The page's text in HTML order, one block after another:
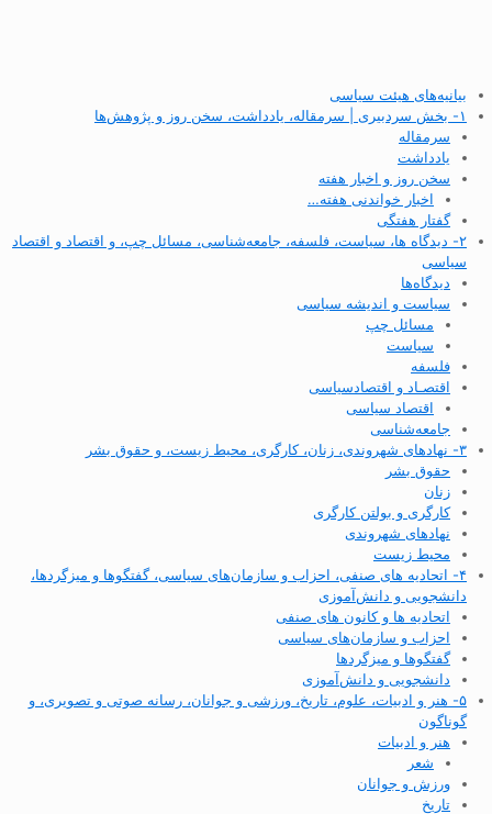
بیانیه‌های هیئت سیاسی
۱- بخش سردبیری | سرمقاله، یادداشت، سخن روز و پژوهش‌ها
سرمقاله
یادداشت
سخن روز و اخبار هفته
اخبار خواندنی هفته…
گفتار هفتگی
۲- دیدگاه ها، سیاست، فلسفه، جامعه‌شناسی، مسائل چپ، و اقتصاد و اقتصاد
سیاسی
دیدگاه‌ها
سیاست و اندیشه سیاسی
مسائل چپ
سیاست
فلسفه
اقتصـاد و اقتصاد‌سیاسی
اقتصاد سیاسی
جامعه‌شناسی
۳- نهادهای شهروندی، زنان، کارگری، محیط زیست، و حقوق بشر
حقوق بشر
زنان
کارگری و بولتن کارگری
نهادهای شهروندی
محیط زیست
۴- اتحادیه های صنفی، احزاب و سازمان‌های سیاسی، گفتگوها و میزگردها،
دانشجویی و دانش‌آموزی
اتحادیه ها و کانون های صنفی
احزاب و سازمان‌های سیاسی
گفتگوها و میزگردها
دانشجویی و دانش‌آموزی
۵- هنر و ادبیات، علوم، تاریخ، ورزشی و جوانان، رسانه صوتی و تصویری، و
گوناگون
هنر و ادبیات
شعر
ورزش و جوانان
تاریخ